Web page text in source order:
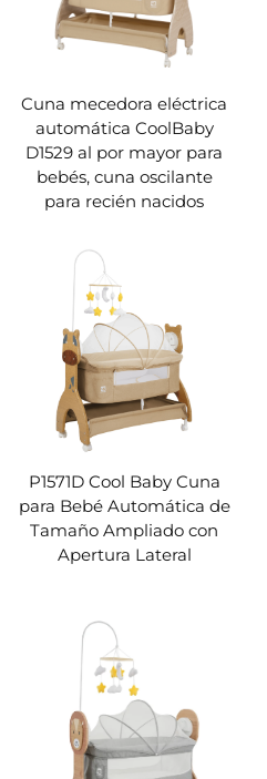
Cuna mecedora eléctrica
automática CoolBaby
D1529 al por mayor para
bebés, cuna oscilante
para recién nacidos
P1571D Cool Baby Cuna
para Bebé Automática de
Tamaño Ampliado con
Apertura Lateral